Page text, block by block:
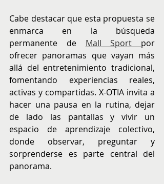
Cabe destacar que esta propuesta se
enmarca en la búsqueda
permanente de Mall Sport por
ofrecer panoramas que vayan más
allá del entretenimiento tradicional,
fomentando experiencias reales,
activas y compartidas. X-OTIA invita a
hacer una pausa en la rutina, dejar
de lado las pantallas y vivir un
espacio de aprendizaje colectivo,
donde observar, preguntar y
sorprenderse es parte central del
panorama.